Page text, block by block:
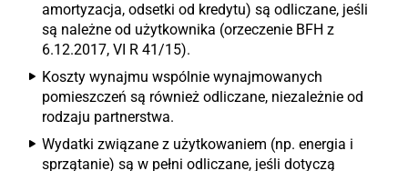
amortyzacja, odsetki od kredytu) są odliczane, jeśli
są należne od użytkownika (orzeczenie BFH z
6.12.2017, VI R 41/15).
Koszty wynajmu wspólnie wynajmowanych
pomieszczeń są również odliczane, niezależnie od
rodzaju partnerstwa.
Wydatki związane z użytkowaniem (np. energia i
sprzątanie) są w pełni odliczane, jeśli dotyczą